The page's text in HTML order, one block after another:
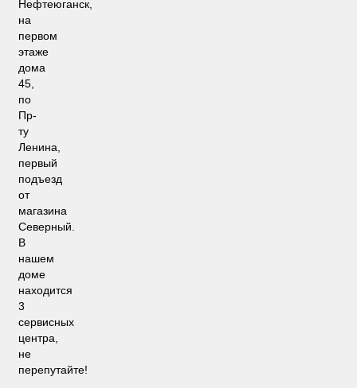
Нефтеюганск,
на
первом
этаже
дома
45,
по
Пр-
ту
Ленина,
первый
подъезд
от
магазина
Северный.
В
нашем
доме
находится
3
сервисных
центра,
не
перепутайте!